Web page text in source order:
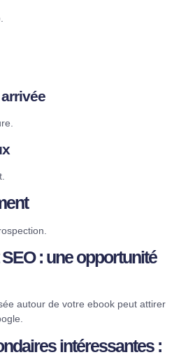
: une opportunité
autour de votre ebook peut attirer
intéressantes :